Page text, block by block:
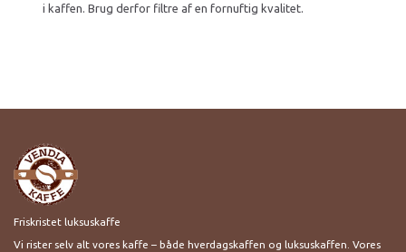
i kaffen. Brug derfor filtre af en fornuftig kvalitet.
Friskristet luksuskaffe
Vi rister selv alt vores kaffe – både hverdagskaffen og luksuskaffen. Vores